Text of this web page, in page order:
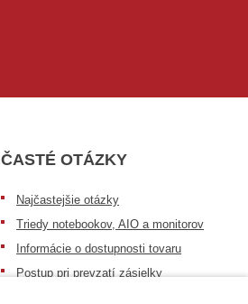
ČASTÉ OTÁZKY
Najčastejšie otázky
Triedy notebookov, AIO a monitorov
Informácie o dostupnosti tovaru
Postup pri prevzatí zásielky